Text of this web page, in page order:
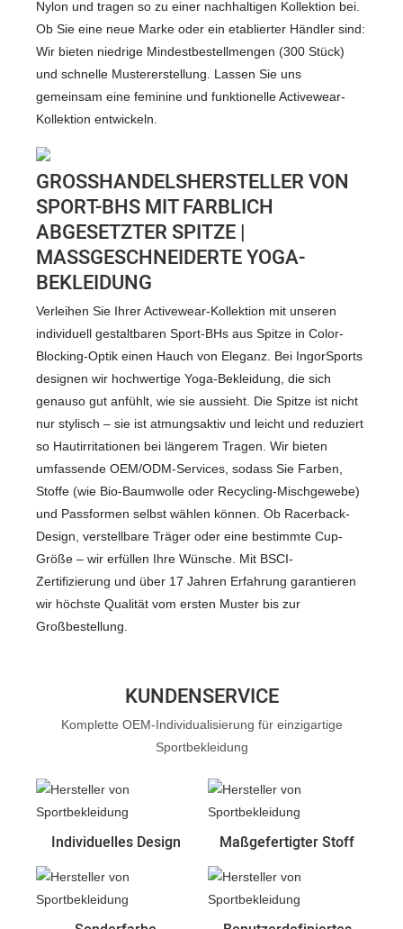
Nylon und tragen so zu einer nachhaltigen Kollektion bei.
Ob Sie eine neue Marke oder ein etablierter Händler sind:
Wir bieten niedrige Mindestbestellmengen (300 Stück)
und schnelle Mustererstellung. Lassen Sie uns
gemeinsam eine feminine und funktionelle Activewear-
Kollektion entwickeln.
GROSSHANDELSHERSTELLER VON S
PORT-BHS MIT FARBLICH A
BGESETZTER SPITZE | M
ASSGESCHNEIDERTE YOGA-BE
KLEIDUNG
Verleihen Sie Ihrer Activewear-Kollektion mit unseren
individuell gestaltbaren Sport-BHs aus Spitze in Color-
Blocking-Optik einen Hauch von Eleganz. Bei IngorSports
designen wir hochwertige Yoga-Bekleidung, die sich
genauso gut anfühlt, wie sie aussieht. Die Spitze ist nicht
nur stylisch – sie ist atmungsaktiv und leicht und reduziert
so Hautirritationen bei längerem Tragen. Wir bieten
umfassende OEM/ODM-Services, sodass Sie Farben,
Stoffe (wie Bio-Baumwolle oder Recycling-Mischgewebe)
und Passformen selbst wählen können. Ob Racerback-
Design, verstellbare Träger oder eine bestimmte Cup-
Größe – wir erfüllen Ihre Wünsche. Mit BSCI-
Zertifizierung und über 17 Jahren Erfahrung garantieren
wir höchste Qualität vom ersten Muster bis zur
Großbestellung.
KUNDENSERVICE
Komplette OEM-Individualisierung für einzigartige
Sportbekleidung
Individuelles Design Maßgefertigter Stoff